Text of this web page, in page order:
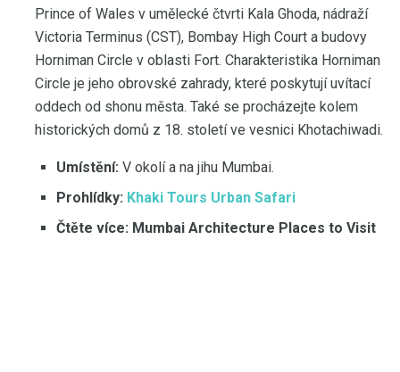
Prince of Wales v umělecké čtvrti Kala Ghoda, nádraží
Victoria Terminus (CST), Bombay High Court a budovy
Horniman Circle v oblasti Fort. Charakteristika Horniman
Circle je jeho obrovské zahrady, které poskytují uvítací
oddech od shonu města. Také se procházejte kolem
historických domů z 18. století ve vesnici Khotachiwadi.
Umístění: V okolí a na jihu Mumbai.
Prohlídky: Khaki Tours Urban Safari
Čtěte více: Mumbai Architecture Places to Visit